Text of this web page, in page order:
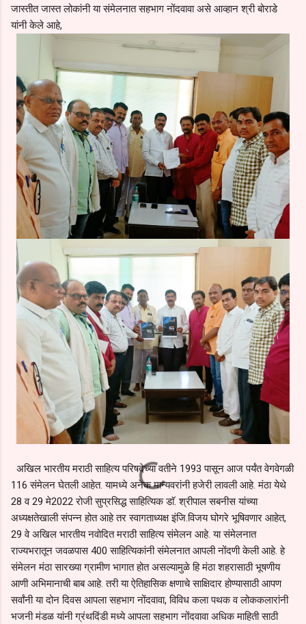
जास्तीत जास्त लोकांनी या संमेलनात सहभाग नोंदवावा असे आव्हान श्री बोराडे
यांनी केले आहे,
अखिल भारतीय मराठी साहित्य परिषदेच्या वतीने 1993 पासून आज पर्यंत वेगवेगळी
116 संमेलन घेतली आहेत. यामध्ये अनेक मान्यवरांनी हजेरी लावली आहे. मंठा येथे
28 व 29 मे2022 रोजी सुप्रसिद्ध साहित्यिक डाॅ. श्रीपाल सबनीस यांच्या
अध्यक्षतेखाली संपन्न होत आहे तर स्वागताध्यक्ष इंजि.विजय घोगरे भूषिवणार आहेत,
29 वे अखिल भारतीय नवोदित मराठी साहित्य संमेलन आहे. या संमेलनात
राज्यभरातून जवळपास 400 साहित्यिकांनी संमेलनात आपली नोंदणी केली आहे. हे
संमेलन मंठा सारख्या ग्रामीण भागात होत असल्यामुळे हि मंठा शहरासाठी भूषणीय
आणी अभिमानाची बाब आहे. तरी या ऐतिहासिक क्षणाचे साक्षिदार होण्यासाठी आपण
सर्वांनी या दोन दिवस आपला सहभाग नोंदवावा, विविध कला पथक व लोककलारांनी
भजनी मंडळ यांनी ग्रंथदिंडी मध्ये आपला सहभाग नोंदवावा अधिक माहिती साठी